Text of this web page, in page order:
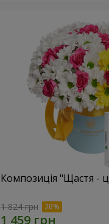
Композиція "Щастя -
1 824 грн